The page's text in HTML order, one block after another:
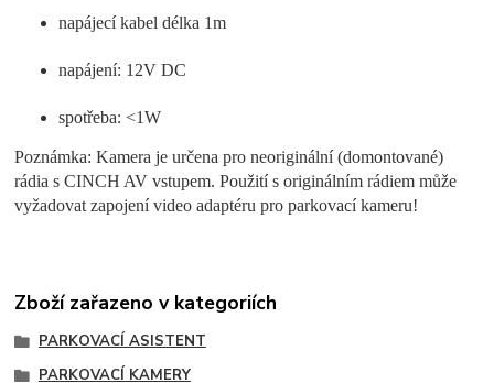
napájecí kabel délka 1m
napájení: 12V DC
spotřeba: <1W
Poznámka: Kamera je určena pro neoriginální (domontované)
rádia s CINCH AV vstupem. Použití s originálním rádiem může
vyžadovat zapojení video adaptéru pro parkovací kameru!
Zboží zařazeno v kategoriích
PARKOVACÍ ASISTENT
PARKOVACÍ KAMERY